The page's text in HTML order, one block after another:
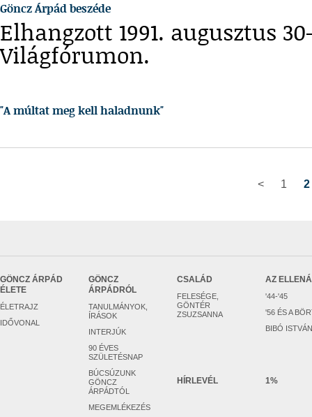
Göncz Árpád beszéde
Elhangzott 1991. augusztus
Világfórumon.
"A múltat meg kell haladnunk"
< 1 2
GÖNCZ ÁRPÁD
ÉLETE
ÉLETRAJZ
IDŐVONAL
GÖNCZ
ÁRPÁDRÓL
TANULMÁNYOK,
ÍRÁSOK
INTERJÚK
90 ÉVES
SZÜLETÉSNAP
BÚCSÚZUNK
GÖNCZ
ÁRPÁDTÓL
MEGEMLÉKEZÉS
CSALÁD
FELESÉGE,
GÖNTÉR
ZSUZSANNA
AZ
'44-'45
'56 ÉS A
BIBÓ
HÍRLEVÉL 1%